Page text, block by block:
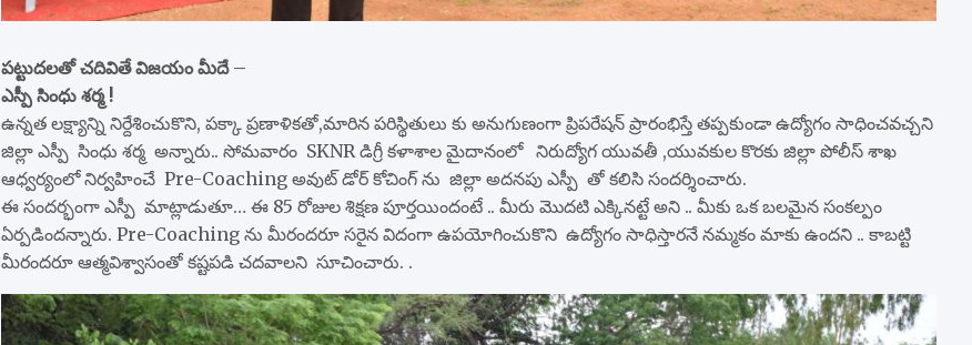
పట్టుదలతో చదివితే విజయం మీదే –
ఎస్పీ సింధు శర్మ !
ఉన్నత లక్ష్యాన్ని నిర్దేశించుకొని, పక్కా ప్రణాళికతో,మారిన పరిస్థితులు కు అనుగుణంగా ప్రిపరేషన్ ప్రారంభిస్తే తప్పకుండా ఉద్యోగం సాధించవచ్చని
జిల్లా ఎస్పీ సింధు శర్మ అన్నారు.. సోమవారం SKNR డిగ్రీ కళాశాల మైదానంలో నిరుద్యోగ యువతీ ,యువకుల కొరకు జిల్లా పోలీస్ శాఖ
ఆధ్వర్యంలో నిర్వహించే Pre-Coaching అవుట్ డోర్ కోచింగ్ ను జిల్లా అదనపు ఎస్పీ తో కలిసి సందర్శించారు.
ఈ సందర్భంగా ఎస్పీ మాట్లాడుతూ… ఈ 85 రోజుల శిక్షణ పూర్తయిందంటే .. మీరు మొదటి ఎక్కినట్టే అని .. మీకు ఒక బలమైన సంకల్పం
ఏర్పడిందన్నారు. Pre-Coaching ను మీరందరూ సరైన విదంగా ఉపయోగించుకొని ఉద్యోగం సాధిస్తారనే నమ్మకం మాకు ఉందని .. కాబట్టి
మీరందరూ ఆత్మవిశ్వాసంతో కష్టపడి చదవాలని సూచించారు. .